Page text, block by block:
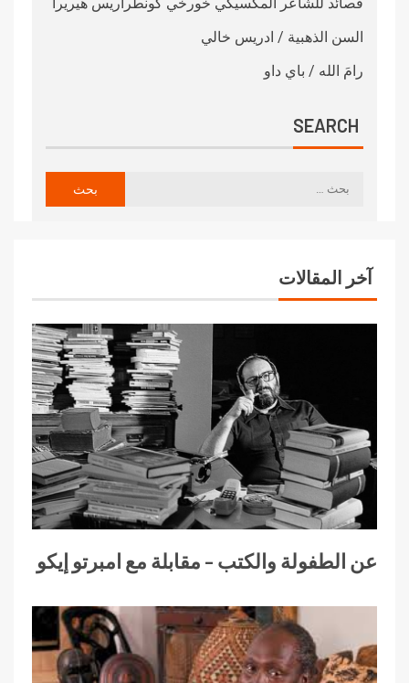
السن الذهبية / ادريس خالي
رامَ الله / باي داو
SEARCH
آخر المقالات
عن الطفولة والكتب – مقابلة مع امبرتو إيكو